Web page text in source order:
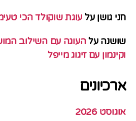
חני גושן על עוגת שוקולד הכי
שושנה עלהעוגה עם השילוב
וקינמון עם זיגוג מייפל
ארכיונים
אוגוסט 2026